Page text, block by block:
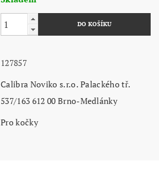
127857
Calibra Noviko s.r.o. Palackého tř.
537/163 612 00 Brno-Medlánky
Pro kočky